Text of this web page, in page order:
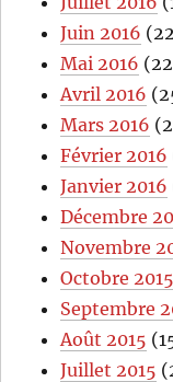
Juin 2016
Mai 2016
Avril 2016
Mars 2016
Février 2016
Janvier 2016
Décembre
Novembre
Octobre 2015
Septembre
Août 2015
Juillet 2015